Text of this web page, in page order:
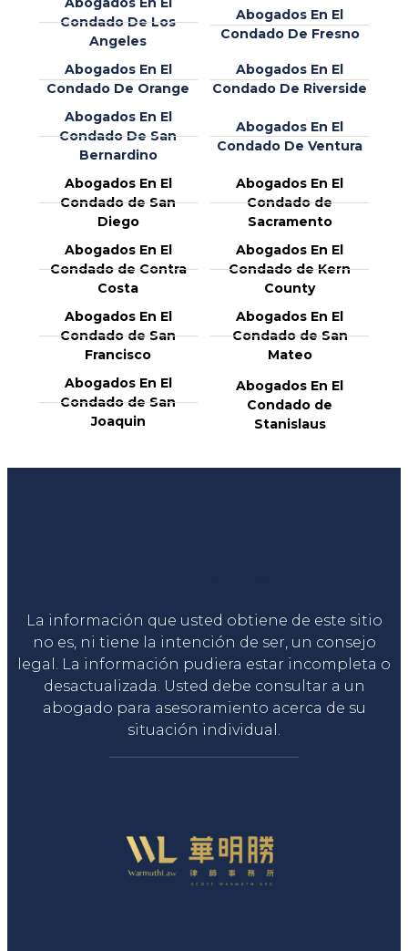
Condado De Los
Angeles
Abogados En El
Condado De Fresno
Abogados En El
Condado De Orange
Abogados En El
Condado De Riverside
Abogados En El
Condado De San
Bernardino
Abogados En El
Condado De Ventura
Abogados En El
Condado de San
Diego
Abogados En El
Condado de
Sacramento
Abogados En El
Condado de Contra
Costa
Abogados En El
Condado de Kern
County
Abogados En El
Condado de San
Francisco
Abogados En El
Condado de San
Mateo
Abogados En El
Condado de San
Joaquin
Abogados En El
Condado de
Stanislaus
La información que usted obtiene de este sitio
no es, ni tiene la intención de ser, un consejo
legal. La información pudiera estar incompleta o
desactualizada. Usted debe consultar a un
abogado para asesoramiento acerca de su
situación individual.